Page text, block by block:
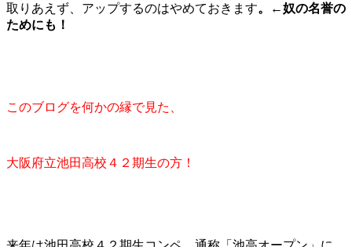
取りあえず、アップするのはやめておきます。←奴の名誉の
ためにも！
このブログを何かの縁で見た、
大阪府立池田高校４２期生の方！